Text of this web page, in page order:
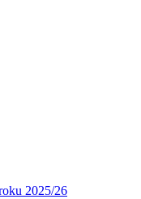
2025/26